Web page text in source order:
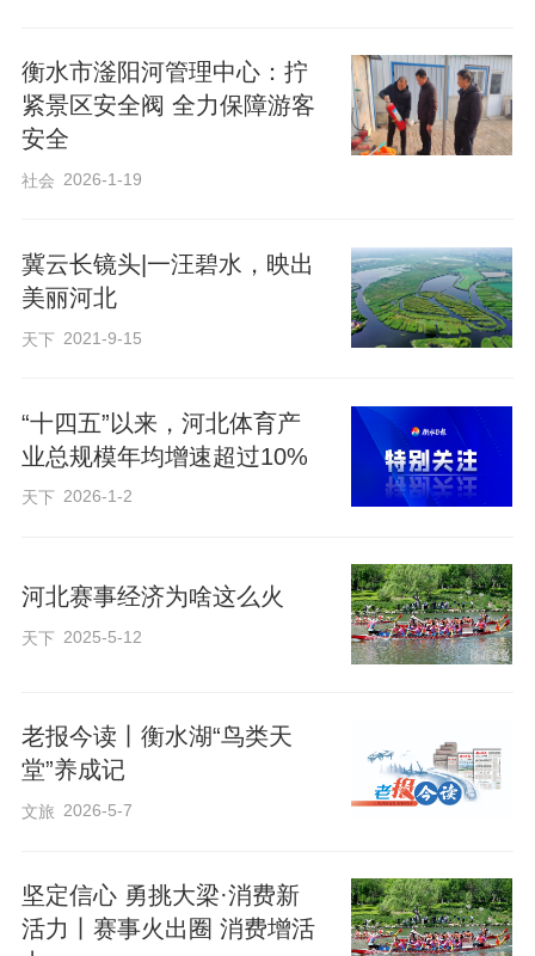
来此游玩的市民纷纷表示，最近时常看到
有人在滏阳河边垂钓，滏阳河景区属于公
共场所，肆意垂钓这种行为不仅存在安全
隐患，而且破坏生态环境，还容易引起他
文明行为。
衡水市滏阳河管理中心：拧
紧景区安全阀 全力保障游客
安全
社会 2026-1-19
冀云长镜头|一汪碧水，映出
美丽河北
天下 2021-9-15
“十四五”以来，河北体育产
业总规模年均增速超过10%
天下 2026-1-2
河北赛事经济为啥这么火
天下 2025-5-12
老报今读丨衡水湖“鸟类天
堂”养成记
文旅 2026-5-7
坚定信心 勇挑大梁·消费新
活力丨赛事火出圈 消费增活